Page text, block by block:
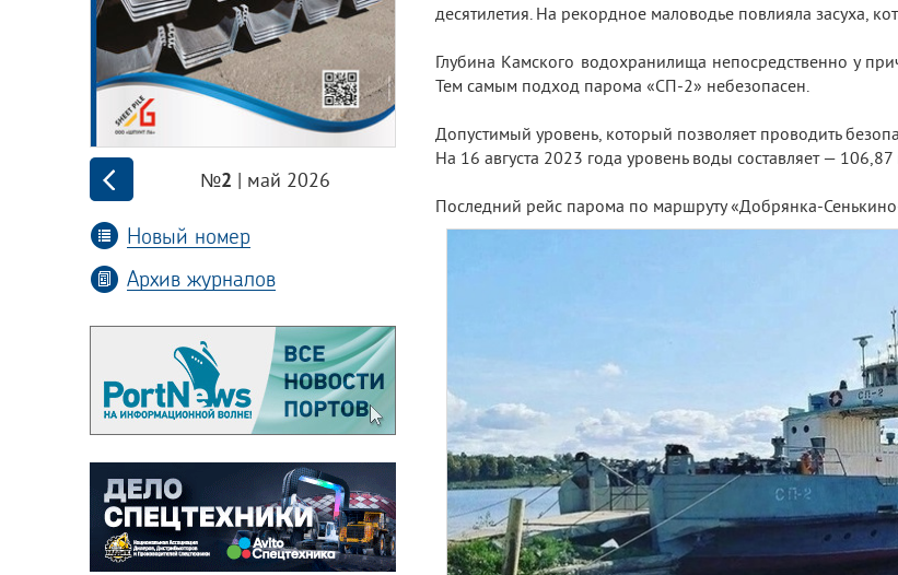
№2 | май 2026
Новый номер
Архив журналов
десятилетия. На рекордное маловодье повлияла засуха,
Глубина Камского водохранилища непосредственно у
Тем самым подход парома «СП-2» небезопасен.
Допустимый уровень, который позволяет проводить
На 16 августа 2023 года уровень воды составляет — 106,87
Последний рейс парома по маршруту «Добрянка-